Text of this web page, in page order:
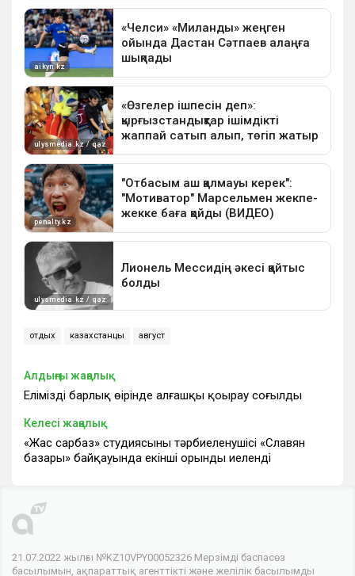
отдых казахстанцы август
Алдыңғы жаңалық
Еліміздің барлық өңірінде алғашқы қоңырау соғылды
Келесі жаңалық
«Жас сарбаз» студиясының тәрбиеленушісі «Славян
базары» байқауында екінші орынды иеленді
21.07.2022 жылғы №KZ10VPY00052326 Мерзімді баспасөз
басылымын, ақпараттық агенттікті және желілік басылымды